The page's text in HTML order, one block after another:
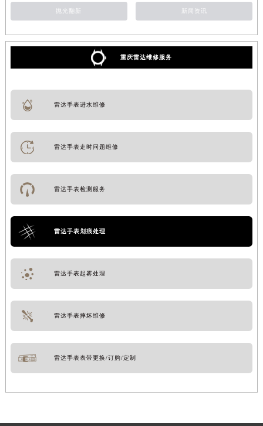
抛光翻新 新闻资讯
重庆雷达维修服务
雷达手表进水维修
雷达手表走时问题维修
雷达手表检测服务
雷达手表划痕处理
雷达手表起雾处理
雷达手表摔坏维修
雷达手表表带更换/订购/定制